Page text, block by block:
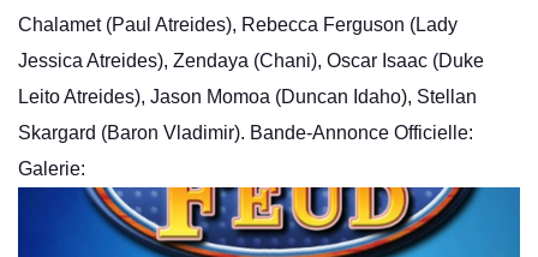
Chalamet (Paul Atreides), Rebecca Ferguson (Lady
Jessica Atreides), Zendaya (Chani), Oscar Isaac (Duke
Leito Atreides), Jason Momoa (Duncan Idaho), Stellan
Skargard (Baron Vladimir). Bande-Annonce Officielle:
Galerie: